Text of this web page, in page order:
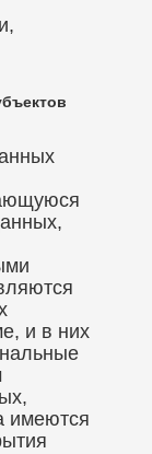
и в них
имеются